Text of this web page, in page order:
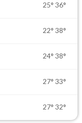
25° 36°
22° 38°
24° 38°
27° 33°
27° 32°